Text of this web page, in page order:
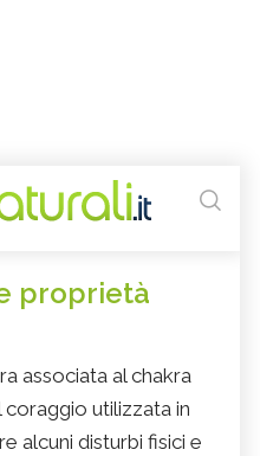
proprietà
associata al chakra
utilizzata in
alcuni disturbi fisici e